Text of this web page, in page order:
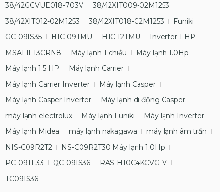
38/42GCVUE018-703V
38/42XIT009-02M1253
38/42XIT012-02M1253
38/42XIT018-02M1253
Funiki
GC-09IS35
H1C 09TMU H1C 12TMU
Inverter 1 HP
MSAFII-13CRN8
Máy lạnh 1 chiều
Máy lạnh 1.0Hp
Máy lạnh 1.5 HP
Máy lạnh Carrier
Máy lạnh Carrier Inverter
Máy lạnh Casper
Máy lạnh Casper Inverter
Máy lạnh di động Casper
máy lạnh electrolux
Máy lạnh Funiki
Máy lạnh Inverter
Máy lạnh Midea
máy lạnh nakagawa
máy lạnh âm trần
NIS-C09R2T2
NS-C09R2T30 Máy lạnh 1.0Hp
PC-09TL33
QC-09IS36
RAS-H10C4KCVG-V
TC09IS36